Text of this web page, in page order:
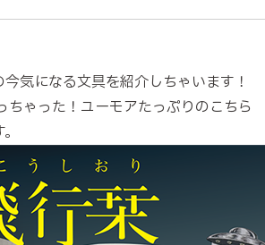
気になる文具を紹介しちゃいます！
ゃった！ユーモアたっぷりのこちら